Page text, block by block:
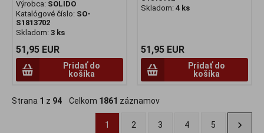
Výrobca: SOLIDO
Katalógové číslo: SO-
S1813702
Skladom: 3 ks
51,95 EUR
Pridať do
košíka
Skladom: 4 ks
51,95 EUR
Pridať do
košíka
Strana 1 z 94 Celkom 1861 záznamov
1 2 3 4 5